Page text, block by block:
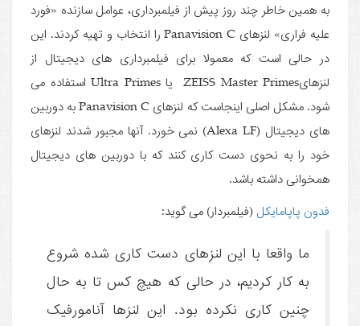
به همین خاطر چند روز پیش از فیلمبرداری، عوامل سازنده «فورد
علیه فراری» لنزهای Panavision C را انتخاب و تهیه کردند. این
در حالی است که معمولا برای فیلمبرداری های دیجیتال از
لنزهایZEISS Master Primes یا Ultra Primes استفاده می
شود. مشکل اصلی اینجاست که لنزهای Panavision C به دوربین
های دیجیتال (Alexa LF) نمی خورد. آنها مجبور شدند لنزهای
خود را به نحوی دست کاری کنند که با دوربین های دیجیتال
همخوانی داشته باشد.
فدون پاپامایکل (فیلمبردار) می گوید:
ما واقعا با این لنزهای دست کاری شده شروع
به کار کردیم، در حالی که هیچ کس تا به حال
چنین کاری نکرده بود. این لنزها آنامورفیک